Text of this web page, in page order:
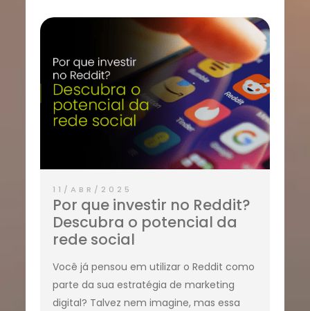
11/ABR/2025
Por que investir no Reddit?
Descubra o potencial da
rede social
Você já pensou em utilizar o Reddit como
parte da sua estratégia de marketing
digital? Talvez nem imagine, mas essa